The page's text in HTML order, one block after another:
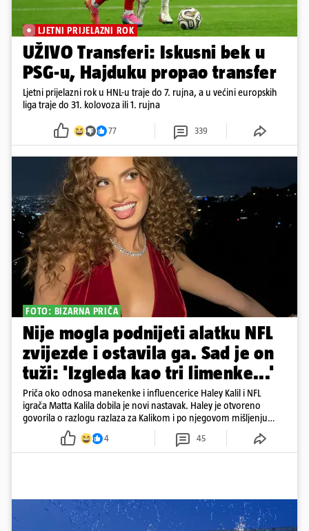
LJETNI PRIJELAZNI ROK
UŽIVO Transferi: Iskusni bek u
PSG-u, Hajduku propao transfer
Ljetni prijelazni rok u HNL-u traje do 7. rujna, a u većini europskih
liga traje do 31. kolovoza ili 1. rujna
77 339
FOTO: BIZARNA PRIČA
Nije mogla podnijeti alatku NFL
zvijezde i ostavila ga. Sad je on
tuži: 'Izgleda kao tri limenke...'
Priča oko odnosa manekenke i influencerice Haley Kalil i NFL
igrača Matta Kalila dobila je novi nastavak. Haley je otvoreno
govorila o razlogu razlaza za Kalikom i po njegovom mišljenju
prešla granicu dobrog ukusa
4 45